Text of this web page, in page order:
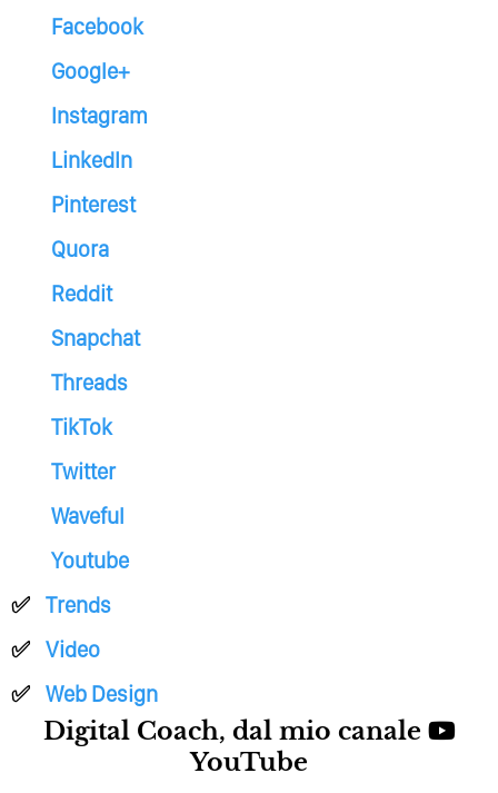
Facebook
Google+
Instagram
LinkedIn
Pinterest
Quora
Reddit
Snapchat
Threads
TikTok
Twitter
Waveful
Youtube
Trends
Video
Web Design
Digital Coach, dal mio canale
YouTube